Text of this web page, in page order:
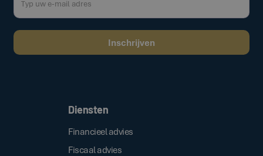
Diensten
Financieel advies
Fiscaal advies